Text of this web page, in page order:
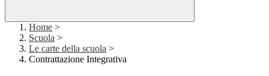
Home >
Scuola >
Le carte della scuola >
Contrattazione Integrativa